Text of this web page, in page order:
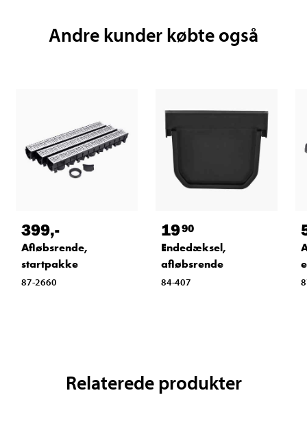
Andre kunder købte også
399,-
Afløbsrende,
startpakke
87-2660
1990
Endedæksel,
afløbsrende
84-407
Relaterede produkter